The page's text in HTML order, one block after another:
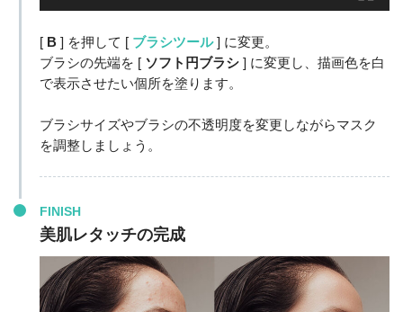
[ B] を押して [ ブラシツール] に変更。
ブラシの先端を [ ソフト円ブラシ] に変更し、描画色を白
で表示させたい個所を塗ります。
ブラシサイズやブラシの不透明度を変更しながらマスク
を調整しましょう。
FINISH
美肌レタッチの完成